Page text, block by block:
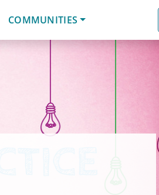
COMMUNITIES